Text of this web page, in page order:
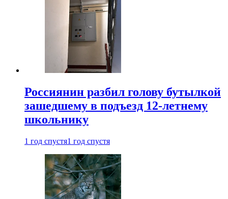
Россиянин разбил голову бутылкой
зашедшему в подъезд 12-летнему
школьнику
1 год спустя1 год спустя